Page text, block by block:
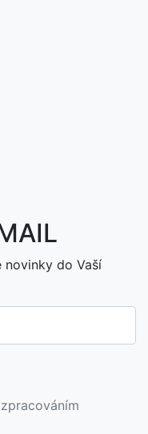
novinky do Vaší